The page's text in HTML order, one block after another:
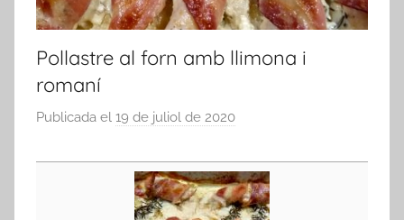
Pollastre al forn amb llimona i
romaní
Publicada el 19 de juliol de 2020
r
a
d